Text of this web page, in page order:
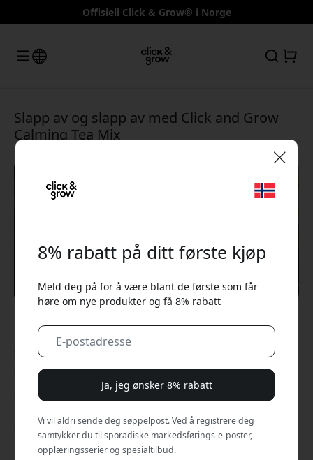
Offisiell Click & Grow® i Norge
Slapp av og slapp av med Click and Grow
Calming Tea Mix
Feb 04, 2025
I dagens raske og stressende samfunn er det viktig å sette
av tid til avslapning og velvære. En enkel måte å gjøre det
på er å nyte en kopp beroligende te. Med Click and Grow
Calming Tea Mix kan du nå enkelt dyrke dine egne teurter
hjemme og lage en personlig teblanding som hjelper deg å
slappe av og finne roen.
8% rabatt på ditt første kjøp
Meld deg på for å være blant de første som får
høre om nye produkter og få 8% rabatt
Ja, jeg ønsker 8% rabatt
Vi vil aldri sende deg søppelpost. Ved å registrere deg
samtykker du til sporadiske markedsførings-e-poster,
opplæringsserier og spesialtilbud.
Bruk denne koden i kassen for å få 8% rabatt.